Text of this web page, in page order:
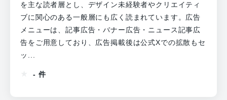
を主な読者層とし、デザイン未経験者やクリエイティ
ブに関心のある一般層にも広く読まれています。広告
メニューは、記事広告・バナー広告・ニュース記事広
告をご用意しており、広告掲載後は公式Xでの拡散もセ
ッ...
- 件